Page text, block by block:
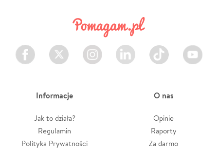
Facebook Twitter Instagram LinkedIn TikTok Youtube
Informacje
Jak to działa?
Regulamin
Polityka Prywatności
O nas
Opinie
Raporty
Za darmo